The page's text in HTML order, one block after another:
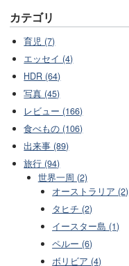
カテゴリ
育児 (7)
エッセイ (4)
HDR (64)
写真 (45)
レビュー (166)
食べもの (106)
出来事 (89)
旅行 (94)
世界一周 (2)
オーストラリア (2)
タヒチ (2)
イースター島 (1)
ペルー (6)
ボリビア (4)